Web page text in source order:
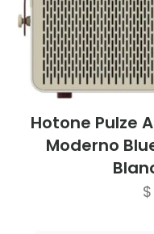
Hotone Pulze
Moderno
$